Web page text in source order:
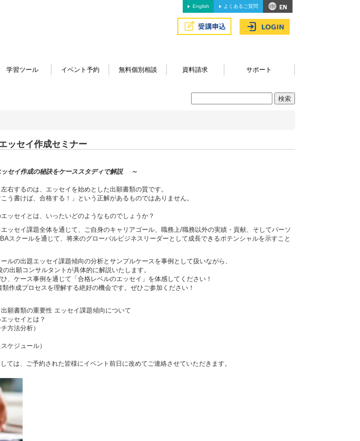
English よくあるご質問
学習ツール イベント予約 無料個別相談 資料請求 サポート
ッセイ作成セミナー
セイ作成の秘訣をケーススタディで解説 ～
右するのは、エッセイを始めとした出願書類の質です。
う書けば、合格する！」という正解があるものではありません。
ッセイとは、いったいどのようなものでしょうか？
ッセイ課題全体を通じて、ご自身のキャリアゴール、職務上/職務以外の実績・貢献、そしてパーソ
スクールを通じて、将来のグローバルビジネスリーダーとして成長できるポテンシャルを示すこと
ルの出題エッセイ課題傾向の分析とサンプルケースを事例として扱いながら、
出願コンサルタントが具体的に解説いたします。
、ケース事例を通じて「合格レベルのエッセイ」を体感してください！
作成プロセスを理解する絶好の機会です。ぜひご参加ください！
願書類の重要性 エッセイ課題傾向について
ッセイとは？
方法分析）
ケジュール）
ては、ご予約された皆様にイベント前日に改めてご連絡させていただきます。